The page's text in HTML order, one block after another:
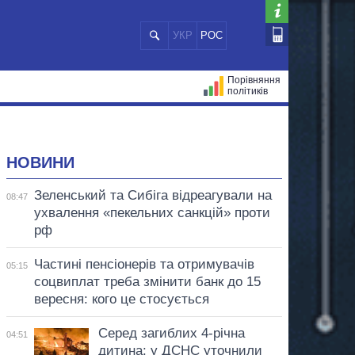
УКР РОС
Порівняння
політиків
НОВИНИ
08:47
Зеленський та Сибіга відреагували на
ухвалення «пекельних санкцій» проти
рф
05:15
Частині пенсіонерів та отримувачів
соцвиплат треба змінити банк до 15
вересня: кого це стосується
04:51
Серед загиблих 4-річна
дитина: у ДСНС уточнили